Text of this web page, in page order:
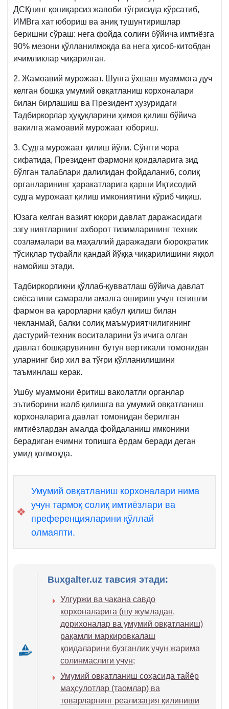
ДСҚнинг қониқарсиз жавоби тўғрисида кўрсатиб,
ИМВга хат юбориш ва аниқ тушунтиришлар
беришни сўраш: нега фойда солиғи бўйича имтиёзга
90% мезони қўлланилмоқда ва нега ҳисоб-китобдан
ичимликлар чиқарилган.
2. Жамоавий мурожаат. Шунга ўхшаш муаммога дуч
келган бошқа умумий овқатланиш корхоналари
билан бирлашиш ва Президент ҳузуридаги
Тадбиркорлар ҳуқуқларини ҳимоя қилиш бўйича
вакилга жамоавий мурожаат юбориш.
3. Судга мурожаат қилиш йўли. Сўнгги чора
сифатида, Президент фармони қоидаларига зид
бўлган талаблари далилидан фойдаланиб, солиқ
органларининг ҳаракатларига қарши Иқтисодий
судга мурожаат қилиш имкониятини кўриб чиқиш.
Юзага келган вазият юқори давлат даражасидаги
эзгу ниятларнинг ахборот тизимларининг техник
созламалари ва маҳаллий даражадаги бюрократик
тўсиқлар туфайли қандай йўққа чиқарилишини яққол
намойиш этади.
Тадбиркорликни қўллаб-қувватлаш бўйича давлат
сиёсатини самарали амалга ошириш учун тегишли
фармон ва қарорларни қабул қилиш билан
чекланмай, балки солиқ маъмуриятчилигининг
дастурий-техник воситаларини ўз ичига олган
давлат бошқарувининг бутун вертикали томонидан
уларнинг бир хил ва тўғри қўлланилишини
таъминлаш керак.
Ушбу муаммони ёритиш ваколатли органлар
эътиборини жалб қилишга ва умумий овқатланиш
корхоналарига давлат томонидан берилган
имтиёзлардан амалда фойдаланиш имконини
берадиган ечимни топишга ёрдам беради деган
умид қолмоқда.
❖
Умумий овқатланиш корхоналари нима
учун тармоқ солиқ имтиёзлари ва
преференцияларини қўллай
олмаяпти.
Buxgalter.uz тавсия этади:
Улгуржи ва чакана савдо
корхоналарига (шу жумладан,
дорихоналар ва умумий овқатланиш)
рақамли маркировкалаш
қоидаларини бузганлик учун жарима
солинмаслиги учун;
Умумий овқатланиш соҳасида тайёр
маҳсулотлар (таомлар) ва
товарларнинг реализация қилиниши